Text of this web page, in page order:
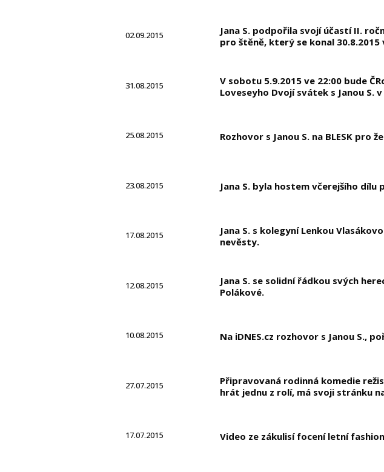
02.09.2015
Jana S. podpořila svojí účastí II.
pro štěně, který se konal
31.08.2015
V sobotu 5.9.2015 ve 22:00 bude
Loveseyho Dvojí svátek s Janou S.
25.08.2015 Rozhovor s Janou S. na BLESK pro
23.08.2015 Jana S. byla hostem včerejšího dílu
17.08.2015
Jana S. s kolegyní Lenkou
nevěsty.
12.08.2015
Jana S. se solidní řádkou svých
Polákové.
10.08.2015 Na iDNES.cz rozhovor s Janou S.,
27.07.2015
Připravovaná rodinná komedie
hrát jednu z rolí, má svoji stránku
17.07.2015 Video ze zákulisí focení letní